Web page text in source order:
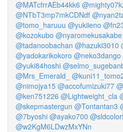
@MATcfrrAEb44kk6
@NTbT3mp7mkCDNdf
@tomo_haruuu @yukiieno
@kozokubo @nyaromekusakabe
@tadanoobachan @hazuki3010
@yadokarikokoro @neko3dango
@yuki84hoshi
@Mrs_Emerald_
@nimojya15 @accofumizuki77
@ken751226 @Lightweight_cla
@skepmastergun @Tontantan3
@7byoshi @ayako700
@w2KgM6LDwzMxYNn